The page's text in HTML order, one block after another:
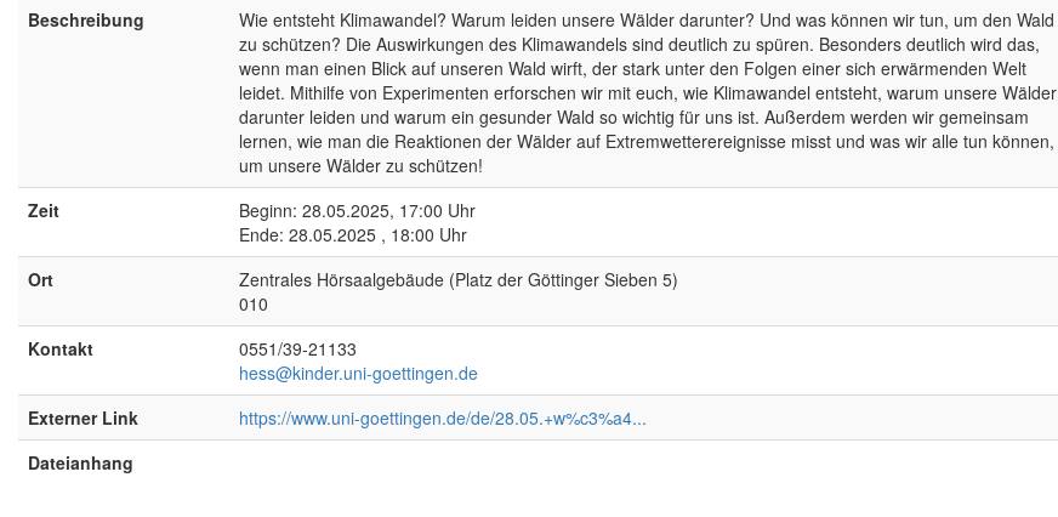
Beschreibung
Wie entsteht Klimawandel? Warum leiden unsere Wälder darunter? Und was können wir tun, um den Wald
zu schützen? Die Auswirkungen des Klimawandels sind deutlich zu spüren. Besonders deutlich wird das,
wenn man einen Blick auf unseren Wald wirft, der stark unter den Folgen einer sich erwärmenden Welt
leidet. Mithilfe von Experimenten erforschen wir mit euch, wie Klimawandel entsteht, warum unsere Wälder
darunter leiden und warum ein gesunder Wald so wichtig für uns ist. Außerdem werden wir gemeinsam
lernen, wie man die Reaktionen der Wälder auf Extremwetterereignisse misst und was wir alle tun können,
um unsere Wälder zu schützen!
Zeit
Beginn: 28.05.2025, 17:00 Uhr
Ende: 28.05.2025 , 18:00 Uhr
Ort
Zentrales Hörsaalgebäude (Platz der Göttinger Sieben 5)
010
Kontakt
0551/39-21133
hess@kinder.uni-goettingen.de
Externer Link
https://www.uni-goettingen.de/de/28.05.+w%c3%a4...
Dateianhang